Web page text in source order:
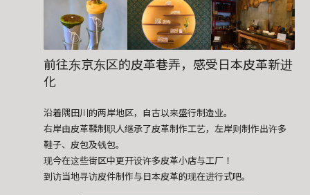
前往东京东区的皮革巷弄，感受日本皮革新进
化
沿着隅田川的两岸地区，自古以来盛行制造业。
右岸由皮革鞣制职人继承了皮革制作工艺，左岸则制作出许多
鞋子、皮包及钱包。
现今在这些街区中更开设许多皮革小店与工厂！
到访当地寻访皮件制作与日本皮革的现在进行式吧。